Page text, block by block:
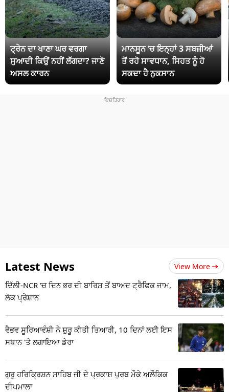
ਟ੍ਰੇਨ ਦਾ ਖਾਣਾ ਘਰ ਵਰਗਾ
ਸੁਆਦੀ ਕਿਉਂ ਨਹੀਂ ਲੱਗਦਾ? ਜਾਣੋ
ਅਸਲ ਕਾਰਨ
ਮਾਨਸੂਨ ‘ਚ ਇਨ੍ਹਾਂ 3 ਸਬਜ਼ੀਆਂ
ਤੋਂ ਰਹੋ ਸਾਵਧਾਨ, ਸਿਹਤ ਨੂੰ ਹੋ
ਸਕਦਾ ਹੈ ਨੁਕਸਾਨ
Latest News View More
ਦਿੱਲੀ-NCR 'ਚ ਦਿਨ ਭਰ ਦੀ ਬਾਰਿਸ਼ ਤੋਂ ਬਾਅਦ ਟ੍ਰੈਫਿਕ ਜਾਮ,
ਲੋਕ ਪ੍ਰੇਸ਼ਾਨ
ਵੈਭਵ ਸੂਰਿਆਵੰਸ਼ੀ ਨੇ ਸ਼ੁਰੂ ਕੀਤੀ ਤਿਆਰੀ, 10 ਦਿਨਾਂ ਲਈ ਇਸ
ਸਥਾਨ 'ਤੇ ਲਗਾਇਆ ਡੇਰਾ
ਗੁਰੂ ਹਰਿਕ੍ਰਿਸ਼ਨ ਸਾਹਿਬ ਜੀ ਦੇ ਪ੍ਰਕਾਸ਼ ਪੁਰਬ ਮੌਕੇ ਅਲੌਕਿਕ
ਦੀਪਮਾਲਾ